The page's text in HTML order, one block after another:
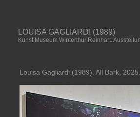
LOUISA GAGLIARDI (1989)
Kunst Museum Winterthur Reinhart.
Louisa Gagliardi (1989). All Bark,